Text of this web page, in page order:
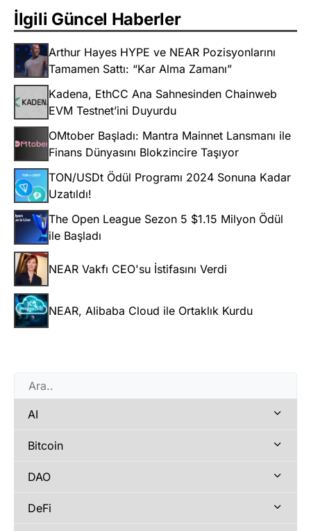
İlgili Güncel Haberler
Arthur Hayes HYPE ve NEAR Pozisyonlarını
Tamamen Sattı: “Kar Alma Zamanı”
Kadena, EthCC Ana Sahnesinden Chainweb
EVM Testnet’ini Duyurdu
OMtober Başladı: Mantra Mainnet Lansmanı ile
Finans Dünyasını Blokzincire Taşıyor
TON/USDt Ödül Programı 2024 Sonuna Kadar
Uzatıldı!
The Open League Sezon 5 $1.15 Milyon Ödül
ile Başladı
NEAR Vakfı CEO'su İstifasını Verdi
NEAR, Alibaba Cloud ile Ortaklık Kurdu
AI
Bitcoin
DAO
DeFi